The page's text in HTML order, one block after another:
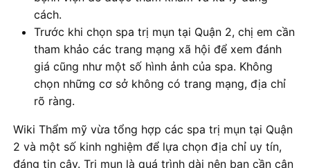
cách.
Trước khi chọn spa trị mụn tại Quận 2, chị em cần
tham khảo các trang mạng xã hội để xem đánh
giá cũng như một số hình ảnh của spa. Không
chọn những cơ sở không có trang mạng, địa chỉ
rõ ràng.
Wiki Thẩm mỹ vừa tổng hợp các spa trị mụn tại Quận
2 và một số kinh nghiệm để lựa chọn địa chỉ uy tín,
đáng tin cậy. Trị mụn là quá trình dài nên bạn cần cân